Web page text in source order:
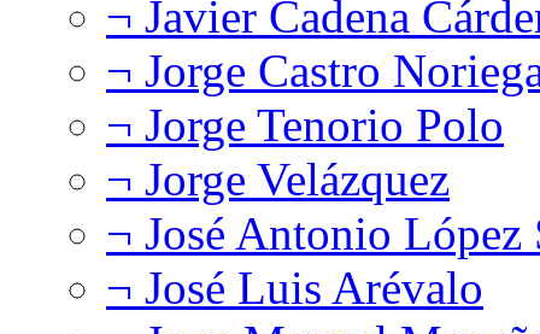
¬ Javier Cadena
¬ Jorge Castro
¬ Jorge Tenorio Polo
¬ Jorge Velázquez
¬ José Antonio López
¬ José Luis Arévalo